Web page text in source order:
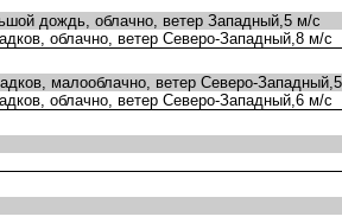
дождь, облачно, ветер Западный,5 м/с
облачно, ветер Северо-Западный,8 м/с
малооблачно, ветер Северо-
облачно, ветер Северо-Западный,6 м/с